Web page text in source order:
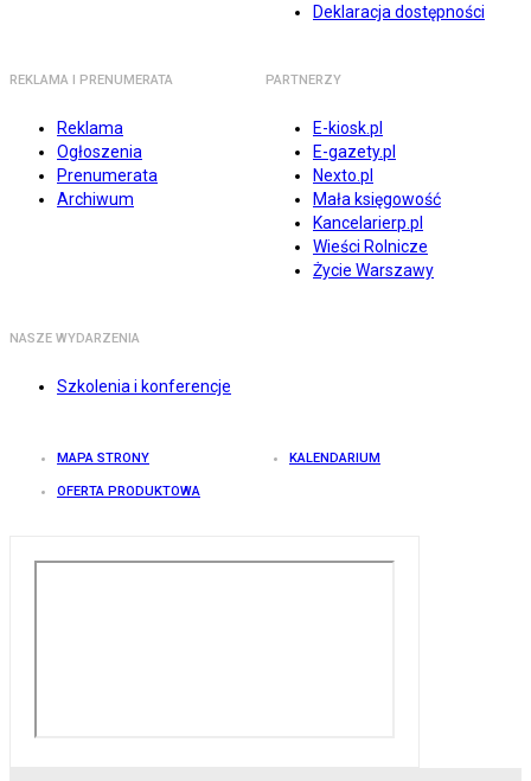
Deklaracja dostępności
REKLAMA I PRENUMERATA
Reklama
Ogłoszenia
Prenumerata
Archiwum
PARTNERZY
E-kiosk.pl
E-gazety.pl
Nexto.pl
Mała księgowość
Kancelarierp.pl
Wieści Rolnicze
Życie Warszawy
NASZE WYDARZENIA
Szkolenia i konferencje
MAPA STRONY KALENDARIUM
OFERTA PRODUKTOWA